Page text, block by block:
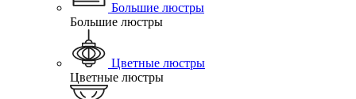
Большие люстры
Большие люстры
Цветные люстры
Цветные люстры